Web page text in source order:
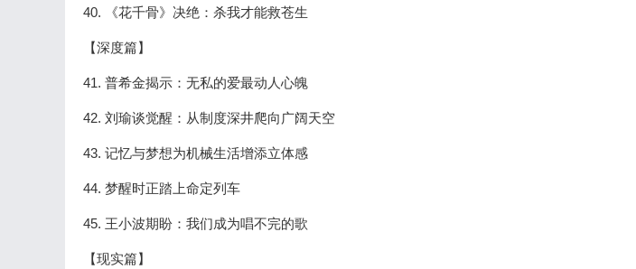
40. 《花千骨》决绝：杀我才能救苍生
【深度篇】
41. 普希金揭示：无私的爱最动人心魄
42. 刘瑜谈觉醒：从制度深井爬向广阔天空
43. 记忆与梦想为机械生活增添立体感
44. 梦醒时正踏上命定列车
45. 王小波期盼：我们成为唱不完的歌
【现实篇】